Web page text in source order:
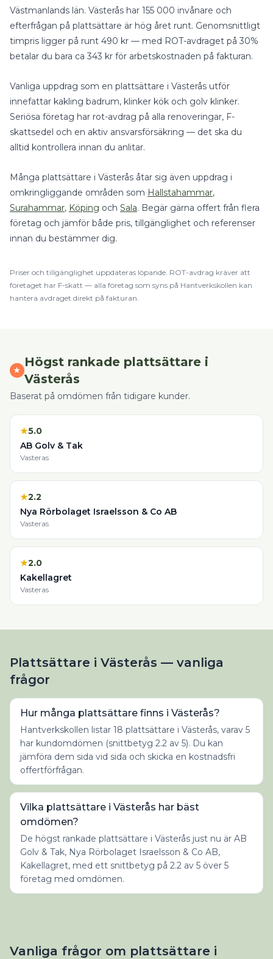
Västmanlands län. Västerås har 155 000 invånare och
efterfrågan på plattsättare är hög året runt. Genomsnittligt
timpris ligger på runt 490 kr — med ROT-avdraget på 30%
betalar du bara ca 343 kr för arbetskostnaden på fakturan.
Vanliga uppdrag som en plattsättare i Västerås utför
innefattar kakling badrum, klinker kök och golv klinker.
Seriösa företag har rot-avdrag på alla renoveringar, F-
skattsedel och en aktiv ansvarsförsäkring — det ska du
alltid kontrollera innan du anlitar.
Många plattsättare i Västerås åtar sig även uppdrag i
omkringliggande områden som Hallstahammar,
Surahammar, Köping och Sala. Begär gärna offert från flera
företag och jämför både pris, tillgänglighet och referenser
innan du bestämmer dig.
Priser och tillgänglighet uppdateras löpande. ROT-avdrag kräver att
företaget har F-skatt — alla företag som syns på Hantverkskollen kan
hantera avdraget direkt på fakturan.
★
Högst rankade plattsättarei
Västerås
Baserat på omdömen från tidigare kunder.
★5.0
AB Golv & Tak
Vasteras
★2.2
Nya Rörbolaget Israelsson & Co AB
Vasteras
★2.0
Kakellagret
Vasteras
Plattsättare i Västerås — vanliga
frågor
Hur många plattsättare finns i Västerås?
Hantverkskollen listar 18 plattsättare i Västerås, varav 5
har kundomdömen (snittbetyg 2.2 av 5). Du kan
jämföra dem sida vid sida och skicka en kostnadsfri
offertförfrågan.
Vilka plattsättare i Västerås har bäst
omdömen?
De högst rankade plattsättare i Västerås just nu är AB
Golv & Tak, Nya Rörbolaget Israelsson & Co AB,
Kakellagret, med ett snittbetyg på 2.2 av 5 över 5
företag med omdömen.
Vanliga frågor om plattsättare i